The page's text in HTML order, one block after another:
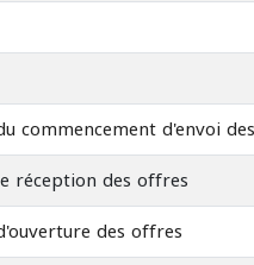
commencement d'envoi
réception des offres
des offres